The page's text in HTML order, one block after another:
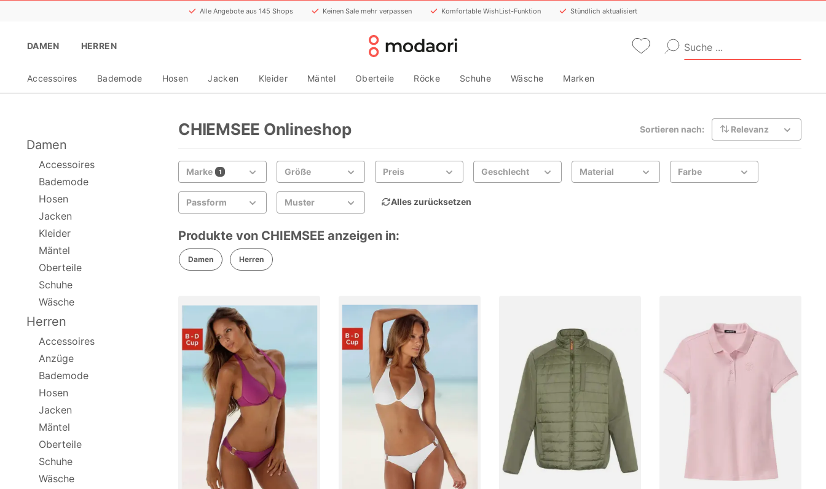
Alle Angebote aus 145 Shops Keinen Sale mehr verpassen Komfortable WishList-Funktion Stündlich aktualisiert
DAMEN HERREN
Accessoires Bademode Hosen Jacken Kleider Mäntel Oberteile Röcke Schuhe Wäsche Marken
Damen
Accessoires
Bademode
Hosen
Jacken
Kleider
Mäntel
Oberteile
Schuhe
Wäsche
Herren
Accessoires
Anzüge
Bademode
Hosen
Jacken
Mäntel
Oberteile
Schuhe
Wäsche
CHIEMSEE Onlineshop Sortieren nach: Relevanz
Marke 1 Größe Preis Geschlecht Material Farbe
Passform Muster Alles zurücksetzen
Produkte von CHIEMSEE anzeigen in:
Damen Herren